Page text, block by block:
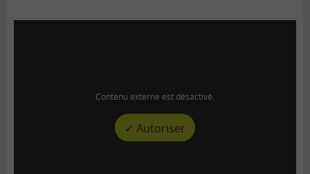
Contenu externe est désactivé.
✓ Autoriser